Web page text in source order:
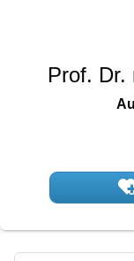
Prof. Dr.